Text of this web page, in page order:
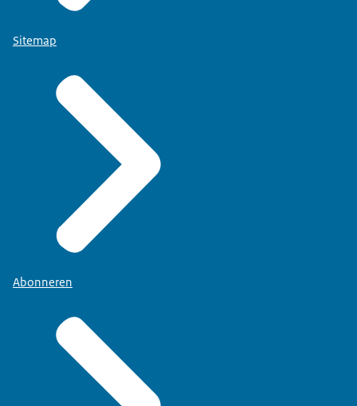
Sitemap
Abonneren